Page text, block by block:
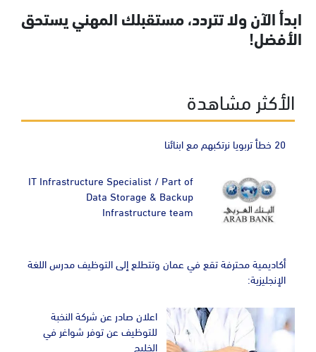
ابدأ الآن ولا تتردد، مستقبلك المهني يستحق
الأفضل!
الأكثر مشاهدة
20 خطأ تربويا نرتكبهم مع ابنائنا
IT Infrastructure Specialist / Part of
Data Storage & Backup
Infrastructure team
أكاديمية محترفة تقع في عمان وتتطلع إلى التوظيف مدرس اللغة
الإنجليزية:
اعلان صادر عن شركة النخبة
للتوظيف عن توفر شواغر في
الخليج